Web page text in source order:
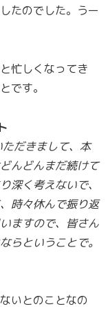
たのでした。うー
忙しくなってき
です。
だきまして、本
んどんまだ続けて
深く考えないで、
時々休んで振り返
ますので、皆さん
らということで。
いとのことなの